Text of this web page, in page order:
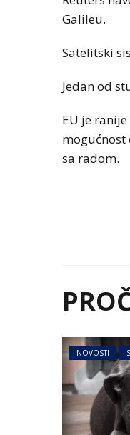
Galileu.
Satelitski
Jedan od
EU je
mogućnost
sa radom.
NOVOSTI